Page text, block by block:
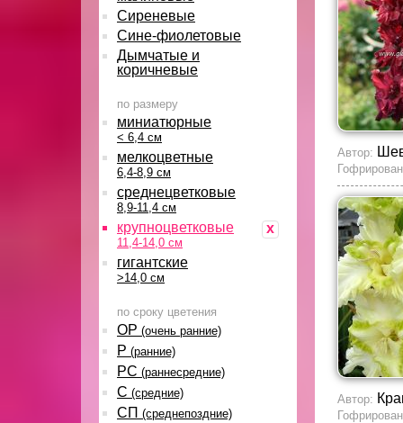
Сиреневые
Сине-фиолетовые
Дымчатые и
коричневые
по размеру
миниатюрные
< 6,4 см
мелкоцветные
6,4-8,9 см
среднецветковые
8,9-11,4 см
x
крупноцветковые
11,4-14,0 см
гигантские
>14,0 см
по сроку цветения
ОР (очень ранние)
Р (ранние)
РС (раннесредние)
С (средние)
СП (среднепоздние)
Автор:
Автор: